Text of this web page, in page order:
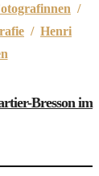
/
/ Henri
Bresson im